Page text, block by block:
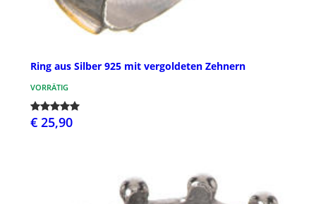
Ring aus Silber 925 mit vergoldeten Zehnern
VORRÄTIG
€ 25,90